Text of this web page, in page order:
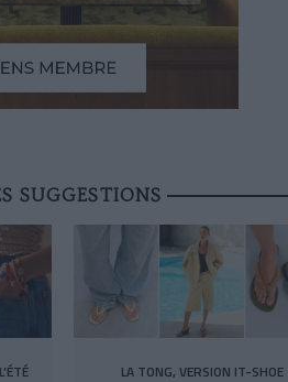
SUGGESTIONS
LA TONG, VERSION IT-SHOE